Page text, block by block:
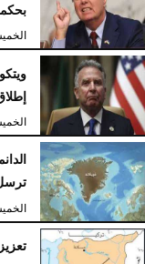
الخميس، 15
الخميس، 15
الخميس، 15